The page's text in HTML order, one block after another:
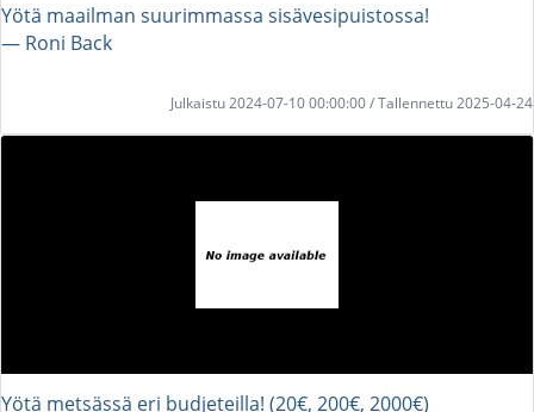
Yötä maailman suurimmassa sisävesipuistossa!
― Roni Back
Julkaistu 2024-07-10 00:00:00 / Tallennettu 2025-04-24
Yötä metsässä eri budjeteilla! (20€, 200€, 2000€)